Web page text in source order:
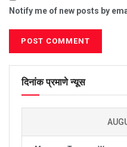
Notify me of new posts by
दिनांक प्रमाणे न्यूस